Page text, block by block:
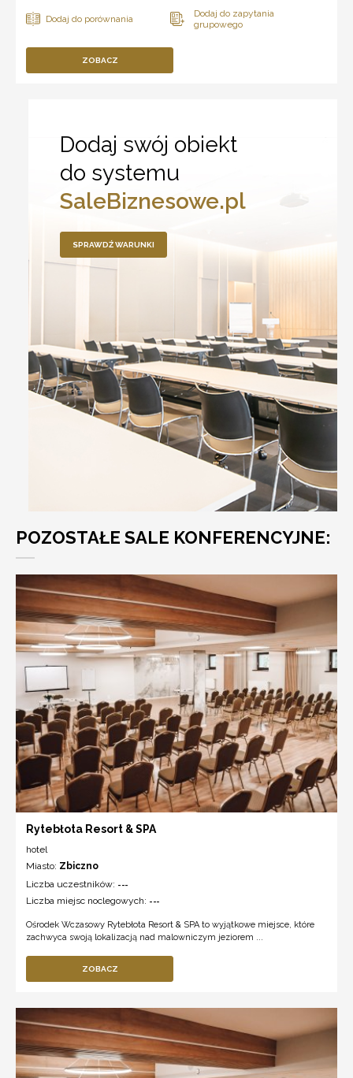
ZOBACZ
Dodaj swój obiekt
do systemu
SaleBiznesowe.pl
SPRAWDŹ WARUNKI
POZOSTAŁE SALE KONFERENCYJNE:
Rytebłota Resort & SPA
hotel
Miasto: Zbiczno
Liczba uczestników: ---
Liczba miejsc noclegowych: ---
Ośrodek Wczasowy Rytebłota Resort & SPA to wyjątkowe miejsce, które
zachwyca swoją lokalizacją nad malowniczym jeziorem ...
ZOBACZ